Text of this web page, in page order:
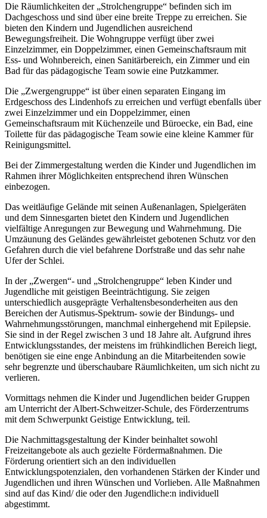
Die Räumlichkeiten der „Strolchengruppe“ befinden sich im
Dachgeschoss und sind über eine breite Treppe zu erreichen. Sie
bieten den Kindern und Jugendlichen ausreichend
Bewegungsfreiheit. Die Wohngruppe verfügt über zwei
Einzelzimmer, ein Doppelzimmer, einen Gemeinschaftsraum mit
Ess- und Wohnbereich, einen Sanitärbereich, ein Zimmer und ein
Bad für das pädagogische Team sowie eine Putzkammer.
Die „Zwergengruppe“ ist über einen separaten Eingang im
Erdgeschoss des Lindenhofs zu erreichen und verfügt ebenfalls über
zwei Einzelzimmer und ein Doppelzimmer, einen
Gemeinschaftsraum mit Küchenzeile und Büroecke, ein Bad, eine
Toilette für das pädagogische Team sowie eine kleine Kammer für
Reinigungsmittel.
Bei der Zimmergestaltung werden die Kinder und Jugendlichen im
Rahmen ihrer Möglichkeiten entsprechend ihren Wünschen
einbezogen.
Das weitläufige Gelände mit seinen Außenanlagen, Spielgeräten
und dem Sinnesgarten bietet den Kindern und Jugendlichen
vielfältige Anregungen zur Bewegung und Wahrnehmung. Die
Umzäunung des Geländes gewährleistet gebotenen Schutz vor den
Gefahren durch die viel befahrene Dorfstraße und das sehr nahe
Ufer der Schlei.
In der „Zwergen“- und „Strolchengruppe“ leben Kinder und
Jugendliche mit geistigen Beeinträchtigung. Sie zeigen
unterschiedlich ausgeprägte Verhaltensbesonderheiten aus den
Bereichen der Autismus-Spektrum- sowie der Bindungs- und
Wahrnehmungsstörungen, manchmal einhergehend mit Epilepsie.
Sie sind in der Regel zwischen 3 und 18 Jahre alt. Aufgrund ihres
Entwicklungsstandes, der meistens im frühkindlichen Bereich liegt,
benötigen sie eine enge Anbindung an die Mitarbeitenden sowie
sehr begrenzte und überschaubare Räumlichkeiten, um sich nicht zu
verlieren.
Vormittags nehmen die Kinder und Jugendlichen beider Gruppen
am Unterricht der Albert-Schweitzer-Schule, des Förderzentrums
mit dem Schwerpunkt Geistige Entwicklung, teil.
Die Nachmittagsgestaltung der Kinder beinhaltet sowohl
Freizeitangebote als auch gezielte Fördermaßnahmen. Die
Förderung orientiert sich an den individuellen
Entwicklungspotenzialen, den vorhandenen Stärken der Kinder und
Jugendlichen und ihren Wünschen und Vorlieben. Alle Maßnahmen
sind auf das Kind/ die oder den Jugendliche:n individuell
abgestimmt.